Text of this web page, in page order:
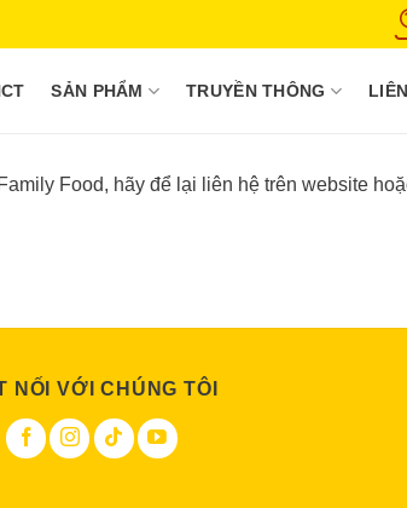
SẢN PHẨM TRUYỀN THÔNG
Food, hãy để lại liên hệ trên website
NỐI VỚI CHÚNG TÔI